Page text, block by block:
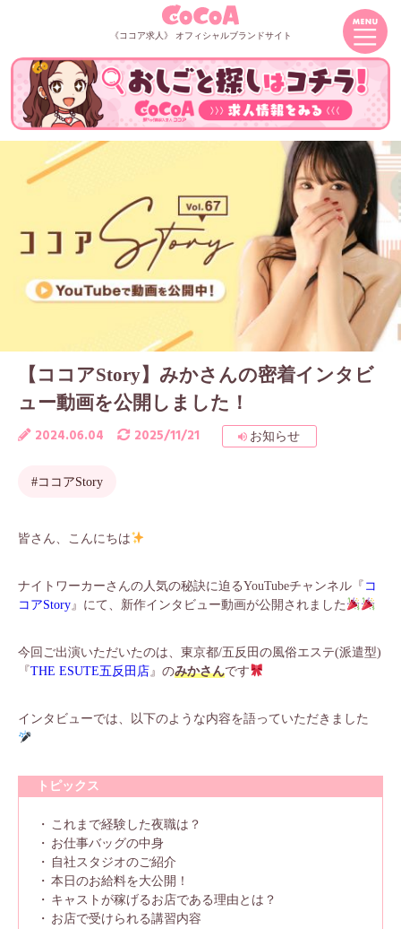
《ココア求人》 オフィシャルブランドサイト
【ココアStory】みかさんの密着インタビ
ュー動画を公開しました！
2024.06.04
2025/11/21 お知らせ
#ココアStory
皆さん、こんにちは
ナイトワーカーさんの人気の秘訣に迫るYouTubeチャンネル『コ
コアStory』にて、新作インタビュー動画が公開されました
今回ご出演いただいたのは、東京都/五反田の風俗エステ(派遣型)
『THE ESUTE五反田店』のみかさんです
インタビューでは、以下のような内容を語っていただきました
トピックス
これまで経験した夜職は？
お仕事バッグの中身
自社スタジオのご紹介
本日のお給料を大公開！
キャストが稼げるお店である理由とは？
お店で受けられる講習内容